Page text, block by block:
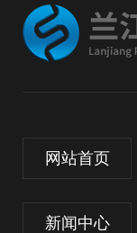
网站首页
新闻中心